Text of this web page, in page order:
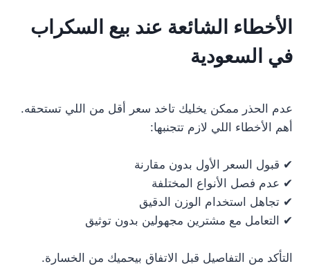
الأخطاء الشائعة عند بيع السكراب
في السعودية
عدم الحذر ممكن يخليك تاخد سعر أقل من اللي تستحقه.
أهم الأخطاء اللي لازم تتجنبها:
✔ قبول السعر الأول بدون مقارنة
✔ عدم فصل الأنواع المختلفة
✔ تجاهل استخدام الوزن الدقيق
✔ التعامل مع مشترين مجهولين بدون توثيق
التأكد من التفاصيل قبل الاتفاق بيحميك من الخسارة.